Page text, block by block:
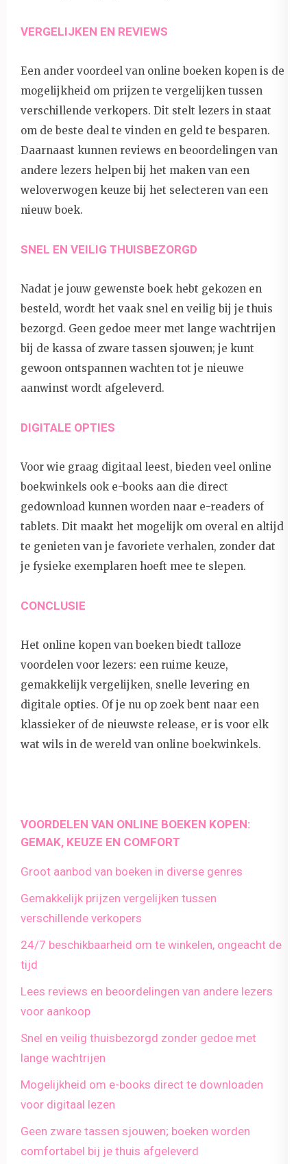
VERGELIJKEN EN REVIEWS
Een ander voordeel van online boeken kopen is de
mogelijkheid om prijzen te vergelijken tussen
verschillende verkopers. Dit stelt lezers in staat
om de beste deal te vinden en geld te besparen.
Daarnaast kunnen reviews en beoordelingen van
andere lezers helpen bij het maken van een
weloverwogen keuze bij het selecteren van een
nieuw boek.
SNEL EN VEILIG THUISBEZORGD
Nadat je jouw gewenste boek hebt gekozen en
besteld, wordt het vaak snel en veilig bij je thuis
bezorgd. Geen gedoe meer met lange wachtrijen
bij de kassa of zware tassen sjouwen; je kunt
gewoon ontspannen wachten tot je nieuwe
aanwinst wordt afgeleverd.
DIGITALE OPTIES
Voor wie graag digitaal leest, bieden veel online
boekwinkels ook e-books aan die direct
gedownload kunnen worden naar e-readers of
tablets. Dit maakt het mogelijk om overal en altijd
te genieten van je favoriete verhalen, zonder dat
je fysieke exemplaren hoeft mee te slepen.
CONCLUSIE
Het online kopen van boeken biedt talloze
voordelen voor lezers: een ruime keuze,
gemakkelijk vergelijken, snelle levering en
digitale opties. Of je nu op zoek bent naar een
klassieker of de nieuwste release, er is voor elk
wat wils in de wereld van online boekwinkels.
VOORDELEN VAN ONLINE BOEKEN KOPEN:
GEMAK, KEUZE EN COMFORT
Groot aanbod van boeken in diverse genres
Gemakkelijk prijzen vergelijken tussen
verschillende verkopers
24/7 beschikbaarheid om te winkelen, ongeacht de
tijd
Lees reviews en beoordelingen van andere lezers
voor aankoop
Snel en veilig thuisbezorgd zonder gedoe met
lange wachtrijen
Mogelijkheid om e-books direct te downloaden
voor digitaal lezen
Geen zware tassen sjouwen; boeken worden
comfortabel bij je thuis afgeleverd